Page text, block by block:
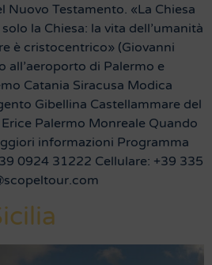
Nuovo Testamento. «La Chiesa
la Chiesa: la vita dell’umanità
è cristocentrico» (Giovanni
all’aeroporto di Palermo e
Catania Siracusa Modica
Gibellina Castellammare del
Palermo Monreale Quando
informazioni Programma
0924 31222 Cellulare: +39 335